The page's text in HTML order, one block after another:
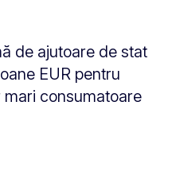
de ajutoare de stat
EUR pentru
consumatoare